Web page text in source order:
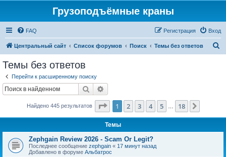
Грузоподъёмные краны
FAQ Вход
Регистрация
Центральный сайт Список форумов Поиск Темы без ответов
Темы без ответов
Перейти к расширенному поиску
Поиск
Найдено 445 результатов Страница из 18
1 2 3 4 5 18
Темы
Zephgain Review 2026 - Scam Or Legit?
Последнее сообщение zephgain « 17 минут назад
Добавлено в форуме Альбатрос